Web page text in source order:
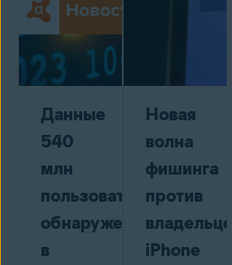
Данные
540
млн
пользователей
обнаружены
в
Новая
волна
фишинга
против
владельцев
iPhone